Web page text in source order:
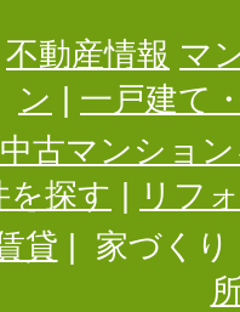
不動産情報 マ
ン
一戸建て
中古マンショ
を探す
リフ
貸
家づくり